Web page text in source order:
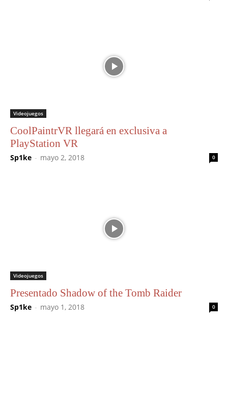
Videojuegos
CoolPaintrVR llegará en exclusiva a
PlayStation VR
Sp1ke - mayo 2, 2018 0
Videojuegos
Presentado Shadow of the Tomb Raider
Sp1ke - mayo 1, 2018 0